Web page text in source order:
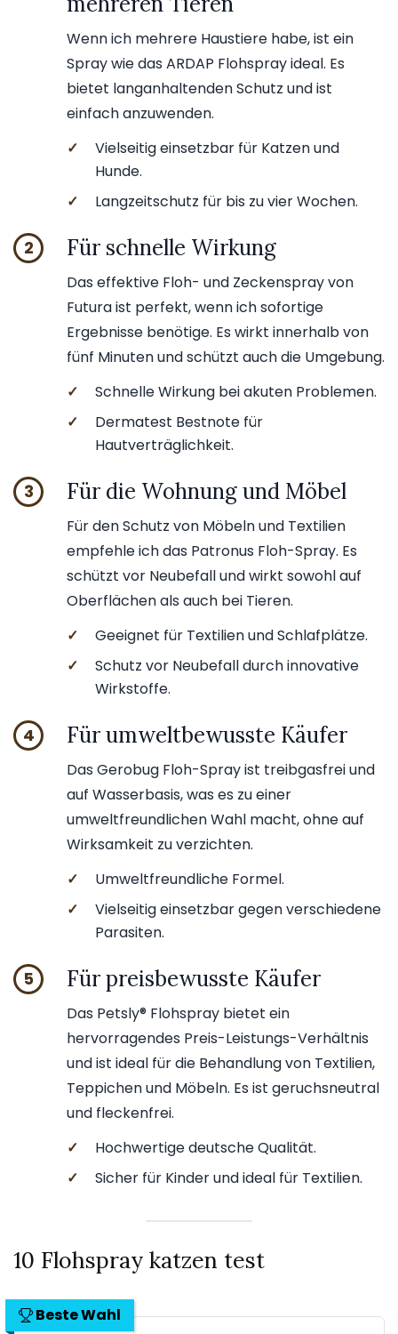
Wenn ich mehrere Haustiere habe, ist ein
Spray wie das ARDAP Flohspray ideal. Es
bietet langanhaltenden Schutz und ist
einfach anzuwenden.
✓
Vielseitig einsetzbar für Katzen und
Hunde.
✓
Langzeitschutz für bis zu vier Wochen.
2 Für schnelle Wirkung
Das effektive Floh- und Zeckenspray von
Futura ist perfekt, wenn ich sofortige
Ergebnisse benötige. Es wirkt innerhalb von
fünf Minuten und schützt auch die Umgebung.
✓
Schnelle Wirkung bei akuten Problemen.
✓
Dermatest Bestnote für
Hautverträglichkeit.
3 Für die Wohnung und Möbel
Für den Schutz von Möbeln und Textilien
empfehle ich das Patronus Floh-Spray. Es
schützt vor Neubefall und wirkt sowohl auf
Oberflächen als auch bei Tieren.
✓
Geeignet für Textilien und Schlafplätze.
✓
Schutz vor Neubefall durch innovative
Wirkstoffe.
4 Für umweltbewusste Käufer
Das Gerobug Floh-Spray ist treibgasfrei und
auf Wasserbasis, was es zu einer
umweltfreundlichen Wahl macht, ohne auf
Wirksamkeit zu verzichten.
✓
Umweltfreundliche Formel.
✓
Vielseitig einsetzbar gegen verschiedene
Parasiten.
5 Für preisbewusste Käufer
Das Petsly® Flohspray bietet ein
hervorragendes Preis-Leistungs-Verhältnis
und ist ideal für die Behandlung von Textilien,
Teppichen und Möbeln. Es ist geruchsneutral
und fleckenfrei.
✓
Hochwertige deutsche Qualität.
✓
Sicher für Kinder und ideal für Textilien.
10 Flohspray katzen test
Beste Wahl